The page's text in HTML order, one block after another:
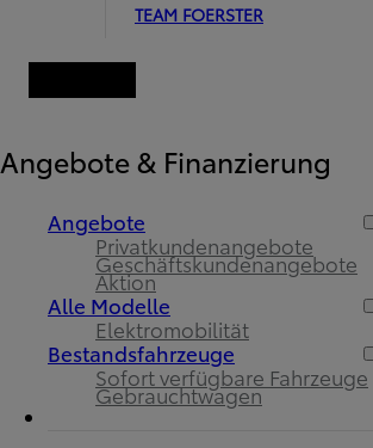
TEAM FOERSTER
Angebote & Finanzierung
Angebote
Privatkundenangebote
Geschäftskundenangebote
Aktion
Alle Modelle
Elektromobilität
Bestandsfahrzeuge
Sofort verfügbare Fahrzeuge
Gebrauchtwagen